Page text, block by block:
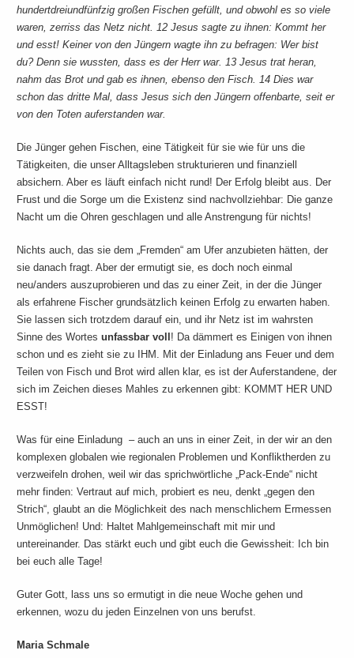
hundertdreiundfünfzig großen Fischen gefüllt, und obwohl es so viele
waren, zerriss das Netz nicht. 12 Jesus sagte zu ihnen: Kommt her
und esst! Keiner von den Jüngern wagte ihn zu befragen: Wer bist
du? Denn sie wussten, dass es der Herr war. 13 Jesus trat heran,
nahm das Brot und gab es ihnen, ebenso den Fisch. 14 Dies war
schon das dritte Mal, dass Jesus sich den Jüngern offenbarte, seit er
von den Toten auferstanden war.
Die Jünger gehen Fischen, eine Tätigkeit für sie wie für uns die
Tätigkeiten, die unser Alltagsleben strukturieren und finanziell
absichern. Aber es läuft einfach nicht rund! Der Erfolg bleibt aus. Der
Frust und die Sorge um die Existenz sind nachvollziehbar: Die ganze
Nacht um die Ohren geschlagen und alle Anstrengung für nichts!
Nichts auch, das sie dem „Fremden“ am Ufer anzubieten hätten, der
sie danach fragt. Aber der ermutigt sie, es doch noch einmal
neu/anders auszuprobieren und das zu einer Zeit, in der die Jünger
als erfahrene Fischer grundsätzlich keinen Erfolg zu erwarten haben.
Sie lassen sich trotzdem darauf ein, und ihr Netz ist im wahrsten
Sinne des Wortesunfassbar voll ! Da dämmert es Einigen von ihnen
schon und es zieht sie zu IHM. Mit der Einladung ans Feuer und dem
Teilen von Fisch und Brot wird allen klar, es ist der Auferstandene, der
sich im Zeichen dieses Mahles zu erkennen gibt: KOMMT HER UND
ESST!
Was für eine Einladung – auch an uns in einer Zeit, in der wir an den
komplexen globalen wie regionalen Problemen und Konfliktherden zu
verzweifeln drohen, weil wir das sprichwörtliche „Pack-Ende“ nicht
mehr finden: Vertraut auf mich, probiert es neu, denkt „gegen den
Strich“, glaubt an die Möglichkeit des nach menschlichem Ermessen
Unmöglichen! Und: Haltet Mahlgemeinschaft mit mir und
untereinander. Das stärkt euch und gibt euch die Gewissheit: Ich bin
bei euch alle Tage!
Guter Gott, lass uns so ermutigt in die neue Woche gehen und
erkennen, wozu du jeden Einzelnen von uns berufst.
Maria Schmale